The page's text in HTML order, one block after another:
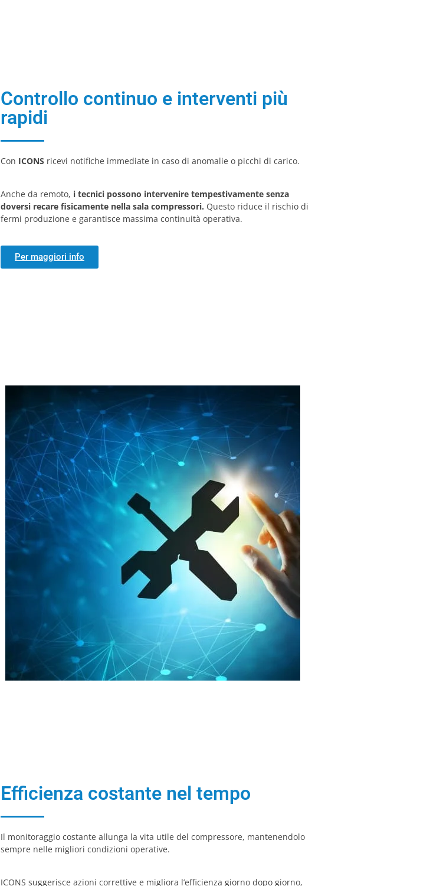
Controllo continuo e interventi più
rapidi
Con ICONS ricevi notifiche immediate in caso di anomalie o picchi di carico.
Anche da remoto, i tecnici possono intervenire tempestivamente senza
doversi recare fisicamente nella sala compressori. Questo riduce il rischio di
fermi produzione e garantisce massima continuità operativa.
Per maggiori info
Efficienza costante nel tempo
Il monitoraggio costante allunga la vita utile del compressore, mantenendolo
sempre nelle migliori condizioni operative.
ICONS suggerisce azioni correttive e migliora l’efficienza giorno dopo giorno,